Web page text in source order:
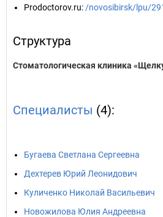
Prodoctorov.ru: /novosibirsk/lpu/
Структура
Стоматологическая клиника
Специалисты (4):
Бугаева Светлана Сергеевна
Дехтерев Юрий Леонидович
Куличенко Николай Васильевич
Новожилова Юлия Андреевна